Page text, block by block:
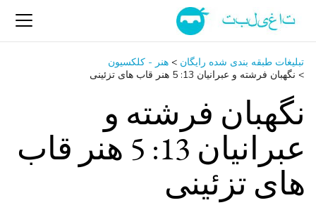
تبلیغات طبقه بندی شده رایگان > هنر - کلکسیون
> نگهبان فرشته و عبرانیان 13: 5 هنر قاب های تزئینی
نگهبان فرشته و
عبرانیان 13: 5 هنر قاب
های تزئینی